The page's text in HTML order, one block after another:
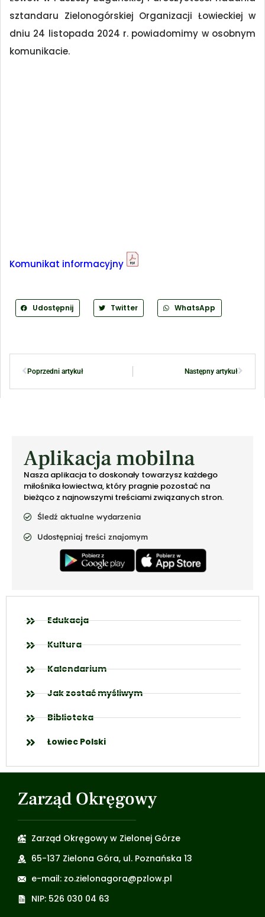
sztandaru Zielonogórskiej Organizacji Łowieckiej w
dniu 24 listopada 2024 r. powiadomimy w osobnym
komunikacie.
Komunikat informacyjny
Udostępnij Twitter WhatsApp
Poprzedni artykuł Następny artykuł
Aplikacja mobilna
Nasza aplikacja to doskonały towarzysz każdego
miłośnika łowiectwa, który pragnie pozostać na
bieżąco z najnowszymi treściami związanych stron.
Śledź aktualne wydarzenia
Udostępniaj treści znajomym
Edukacja
Kultura
Kalendarium
Jak zostać myśliwym
Biblioteka
Łowiec Polski
Zarząd Okręgowy
Zarząd Okręgowy w Zielonej Górze
65-137 Zielona Góra, ul. Poznańska 13
e-mail: zo.zielonagora@pzlow.pl
NIP: 526 030 04 63